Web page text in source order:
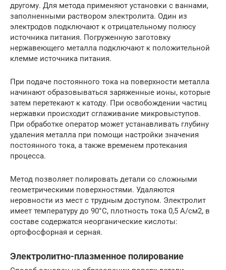
другому. Для метода применяют установки с ваннами,
заполненными раствором электролита. Один из
электродов подключают к отрицательному полюсу
источника питания. Погруженную заготовку
нержавеющего металла подключают к положительной
клемме источника питания.
При подаче постоянного тока на поверхности металла
начинают образовываться заряженные ионы, которые
затем перетекают к катоду. При освобождении частиц
нержавки происходит сглаживание микровыступов.
При обработке оператор может устанавливать глубину
удаления металла при помощи настройки значения
постоянного тока, а также временем протекания
процесса.
Метод позволяет полировать детали со сложными
геометрическими поверхностями. Удаляются
неровности из мест с трудным доступом. Электролит
имеет температуру до 90°С, плотность тока 0,5 А/см2, в
составе содержатся неорганические кислоты:
ортофосфорная и серная.
Электролитно-плазменное полирование